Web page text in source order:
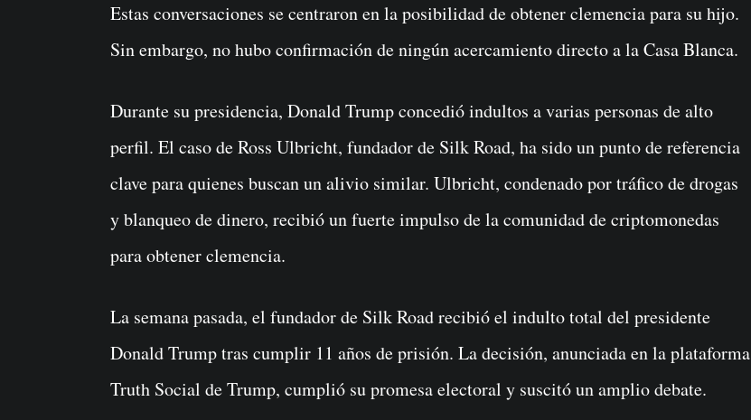
Estas conversaciones se centraron en la posibilidad de obtener clemencia para su hijo.
Sin embargo, no hubo confirmación de ningún acercamiento directo a la Casa Blanca.
Durante su presidencia, Donald Trump concedió indultos a varias personas de alto
perfil. El caso de Ross Ulbricht, fundador de Silk Road, ha sido un punto de referencia
clave para quienes buscan un alivio similar. Ulbricht, condenado por tráfico de drogas
y blanqueo de dinero, recibió un fuerte impulso de la comunidad de criptomonedas
para obtener clemencia.
La semana pasada, el fundador de Silk Road recibió el indulto total del presidente
Donald Trump tras cumplir 11 años de prisión. La decisión, anunciada en la plataforma
Truth Social de Trump, cumplió su promesa electoral y suscitó un amplio debate.